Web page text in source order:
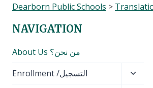
Dearborn Public Schools >
NAVIGATION
About Us من نحن؟
Enrollment /التسجيل
Toggle